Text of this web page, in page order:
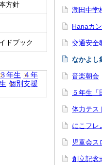
方針
ドブック
３年生 ４年
個別支援
潮田中学
Hanaカ
交通安全
なかよし
音楽朝会
５年生「
体力テス
にこフレ
児童会ス
創立記念